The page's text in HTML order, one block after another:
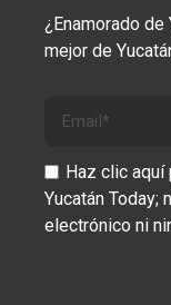
¿Enamorado de
mejor de
Haz clic aquí
Yucatán Today;
electrónico ni